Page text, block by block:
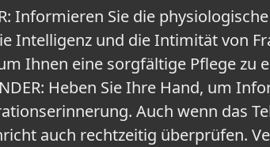
Informieren Sie die
Intelligenz und die Intimität von
Ihnen eine sorgfältige Pflege zu
Heben Sie Ihre Hand, um
Auch wenn das
auch rechtzeitig überprüfen.